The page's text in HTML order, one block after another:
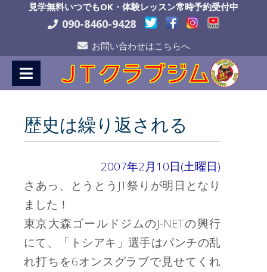
見学無料いつでもOK・体験レッスン常時予約受付中
090-8460-9428
お問い合わせはこちらへ
歴史は繰り返される
2007年2月10日(土曜日)
さあっ、とうとうJT祭りが明日となり
ました！
東京大森ゴールドジムのJ-NETの興行
にて、「トシアキ」選手はパンチの乱
れ打ちを6オンスグラブで見せてくれ